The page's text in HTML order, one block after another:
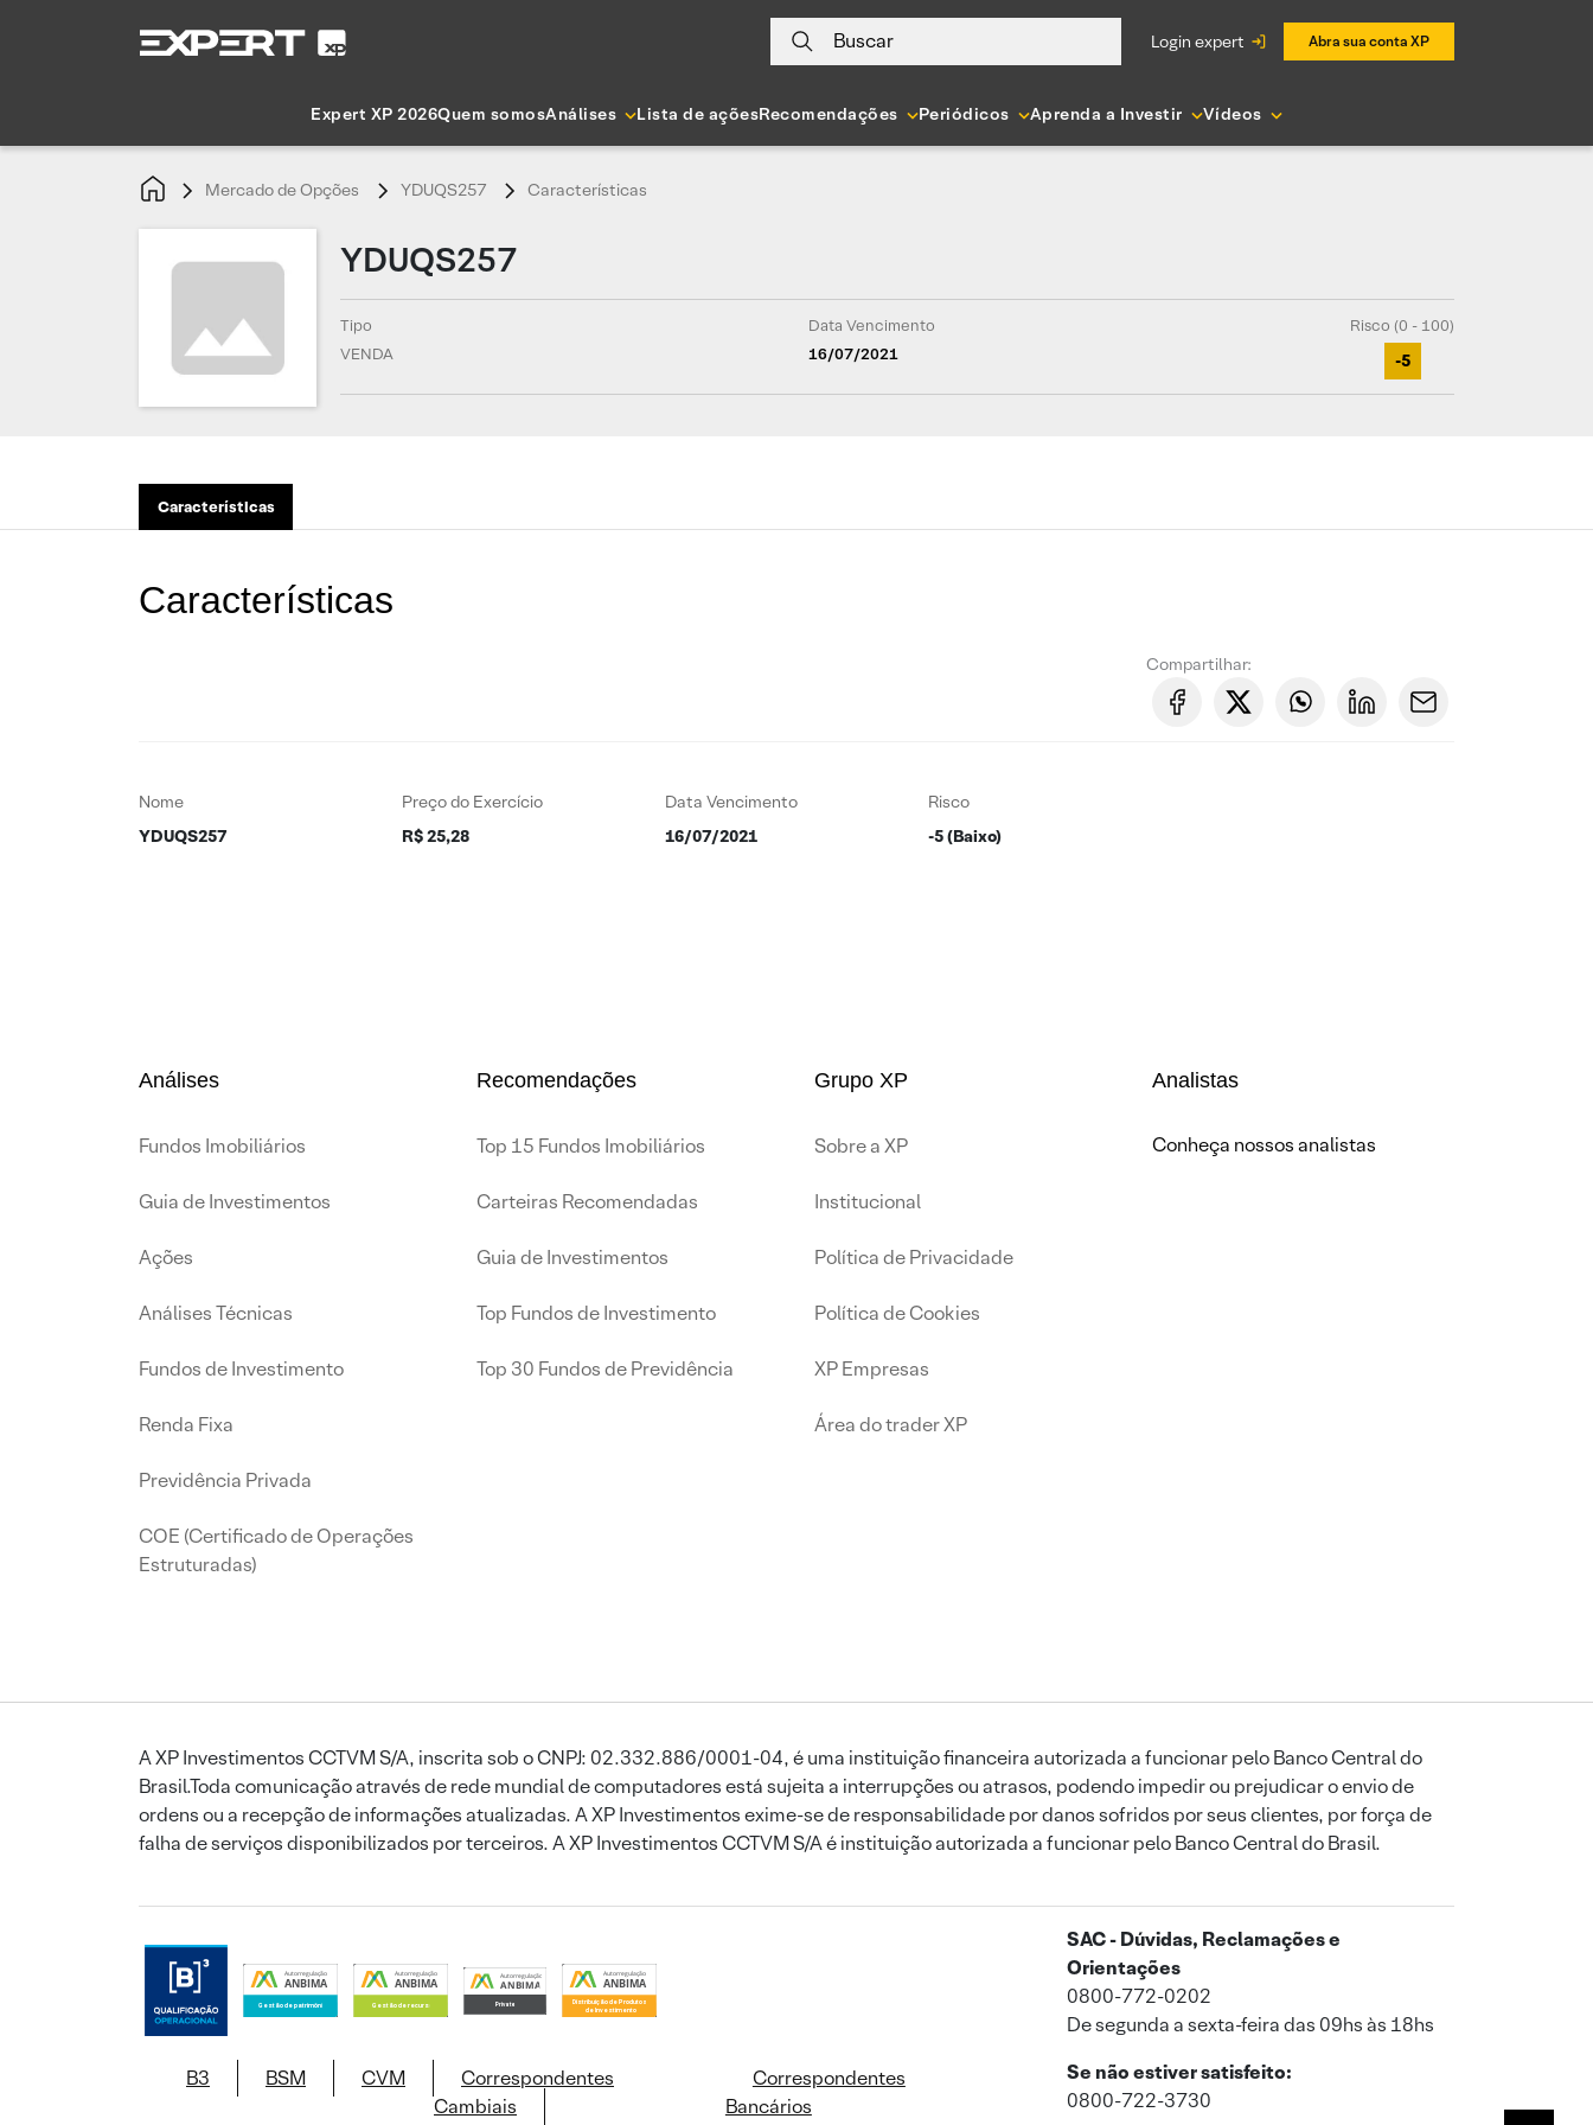
Buscar login expert Abra sua conta XP
Expert XP 2026Quem somosAnálises Lista de açõesRecomendações Periódicos Aprenda a Investir Vídeos
Mercado de Opções YDUQS257 Características
YDUQS257
Tipo
VENDA
Data Vencimento
16/07/2021
Risco (0 - 100)
-5
Características
Características
Compartilhar:
Nome
YDUQS257
Preço do Exercício
R$ 25,28
Data Vencimento
16/07/2021
Risco
-5 (Baixo)
Análises
Fundos Imobiliários
Guia de Investimentos
Ações
Análises Técnicas
Fundos de Investimento
Renda Fixa
Previdência Privada
COE (Certificado de Operações
Estruturadas)
Recomendações
Top 15 Fundos Imobiliários
Carteiras Recomendadas
Guia de Investimentos
Top Fundos de Investimento
Top 30 Fundos de Previdência
Grupo XP
Sobre a XP
Institucional
Política de Privacidade
Política de Cookies
XP Empresas
Área do trader XP
Analistas
Conheça nossos analistas
A XP Investimentos CCTVM S/A, inscrita sob o CNPJ: 02.332.886/0001-04, é uma instituição financeira autorizada a funcionar pelo Banco Central do
Brasil.Toda comunicação através de rede mundial de computadores está sujeita a interrupções ou atrasos, podendo impedir ou prejudicar o envio de
ordens ou a recepção de informações atualizadas. A XP Investimentos exime-se de responsabilidade por danos sofridos por seus clientes, por força de
falha de serviços disponibilizados por terceiros. A XP Investimentos CCTVM S/A é instituição autorizada a funcionar pelo Banco Central do Brasil.
B3 BSM CVM
Correspondentes
Cambiais
Correspondentes
Bancários
SAC - Dúvidas, Reclamações e
Orientações
0800-772-0202
De segunda a sexta-feira das 09hs às 18hs
Se não estiver satisfeito:
0800-722-3730